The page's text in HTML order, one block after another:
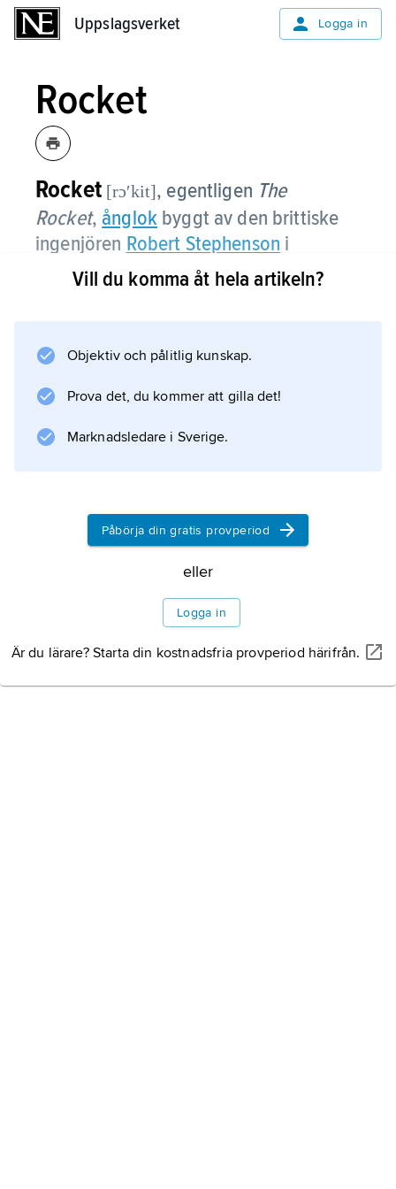
Uppslagsverket Logga in
Rocket
Rocket [rɔʹkit], egentligen The
Rocket, ånglok byggt av den brittiske
ingenjören Robert Stephenson i
samarbete med fadernGeorge
Rainhill i England samma år. Det var det första
blästerrör, och senare ånglok kom att i stora
drag bygga på samma grundkonstruktion.
Information om artikeln
Vill du komma åt hela artikeln?
Objektiv och pålitlig kunskap.
Prova det, du kommer att gilla det!
Marknadsledare i Sverige.
Påbörja din gratis provperiod
eller
Logga in
Är du lärare? Starta din kostnadsfria provperiod härifrån.